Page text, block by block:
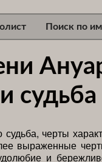
Поиск по
судьба
черты
выраженные
и